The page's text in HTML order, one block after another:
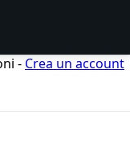
- Crea un account